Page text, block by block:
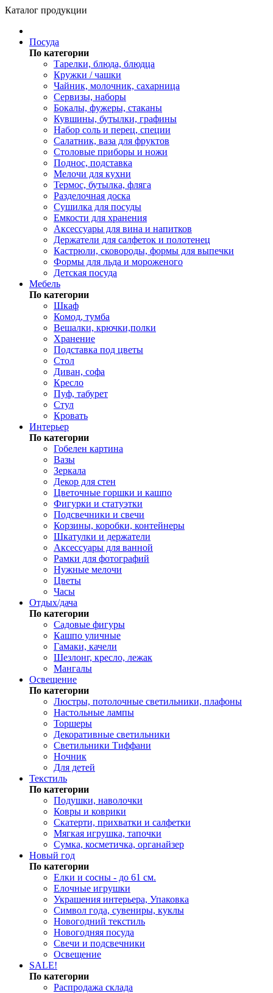
Каталог продукции
Посуда
По категории
Тарелки, блюда, блюдца
Кружки / чашки
Чайник, молочник, сахарница
Сервизы, наборы
Бокалы, фужеры, стаканы
Кувшины, бутылки, графины
Набор соль и перец, специи
Салатник, ваза для фруктов
Столовые приборы и ножи
Поднос, подставка
Мелочи для кухни
Термос, бутылка, фляга
Разделочная доска
Сушилка для посуды
Емкости для хранения
Аксессуары для вина и напитков
Держатели для салфеток и полотенец
Кастрюли, сковороды, формы для выпечки
Формы для льда и мороженого
Детская посуда
Мебель
По категории
Шкаф
Комод, тумба
Вешалки, крючки,полки
Хранение
Подставка под цветы
Стол
Диван, софа
Кресло
Пуф, табурет
Стул
Кровать
Интерьер
По категории
Гобелен картина
Вазы
Зеркала
Декор для стен
Цветочные горшки и кашпо
Фигурки и статуэтки
Подсвечники и свечи
Корзины, коробки, контейнеры
Шкатулки и держатели
Аксессуары для ванной
Рамки для фотографий
Нужные мелочи
Цветы
Часы
Отдых/дача
По категории
Садовые фигуры
Кашпо уличные
Гамаки, качели
Шезлонг, кресло, лежак
Мангалы
Освещение
По категории
Люстры, потолочные светильники, плафоны
Настольные лампы
Торшеры
Декоративные светильники
Светильники Тиффани
Ночник
Для детей
Текстиль
По категории
Подушки, наволочки
Ковры и коврики
Скатерти, прихватки и салфетки
Мягкая игрушка, тапочки
Сумка, косметичка, органайзер
Новый год
По категории
Елки и сосны - до 61 см.
Елочные игрушки
Украшения интерьера, Упаковка
Символ года, сувениры, куклы
Новогодний текстиль
Новогодняя посуда
Свечи и подсвечники
Освещение
SALE!
По категории
Распродажа склада